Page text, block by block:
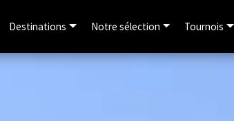
Destinations Notre sélection Tournois